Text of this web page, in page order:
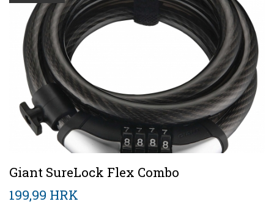
Giant SureLock Flex Combo
199,99 HRK